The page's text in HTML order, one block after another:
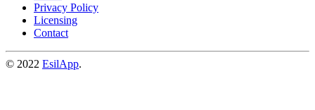
Privacy Policy
Licensing
Contact
© 2022 EsilApp.